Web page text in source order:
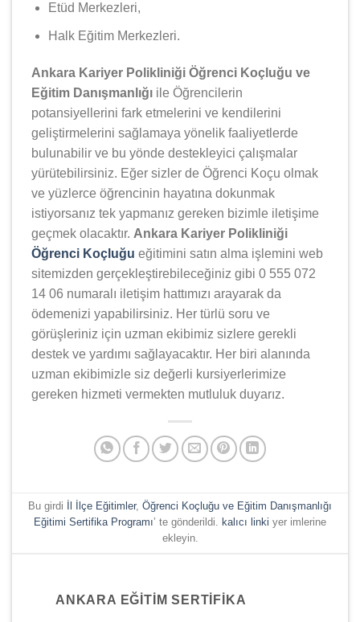
Etüd Merkezleri,
Halk Eğitim Merkezleri.
Ankara Kariyer Polikliniği Öğrenci Koçluğu ve
Eğitim Danışmanlığı ile Öğrencilerin
potansiyellerini fark etmelerini ve kendilerini
geliştirmelerini sağlamaya yönelik faaliyetlerde
bulunabilir ve bu yönde destekleyici çalışmalar
yürütebilirsiniz. Eğer sizler de Öğrenci Koçu olmak
ve yüzlerce öğrencinin hayatına dokunmak
istiyorsanız tek yapmanız gereken bizimle iletişime
geçmek olacaktır. Ankara Kariyer Polikliniği
Öğrenci Koçluğu eğitimini satın alma işlemini web
sitemizden gerçekleştirebileceğiniz gibi 0 555 072
14 06 numaralı iletişim hattımızı arayarak da
ödemenizi yapabilirsiniz. Her türlü soru ve
görüşleriniz için uzman ekibimiz sizlere gerekli
destek ve yardımı sağlayacaktır. Her biri alanında
uzman ekibimizle siz değerli kursiyerlerimize
gereken hizmeti vermekten mutluluk duyarız.
Bu girdi İl İlçe Eğitimler, Öğrenci Koçluğu ve Eğitim Danışmanlığı
Eğitimi Sertifika Programı’ te gönderildi. kalıcı linki yer imlerine
ekleyin.
ANKARA EĞITIM SERTIFIKA